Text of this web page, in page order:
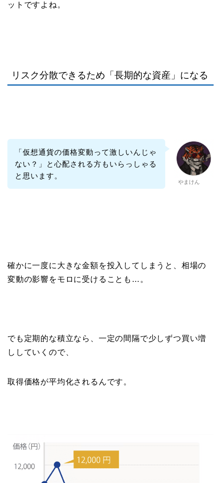
ットですよね。
リスク分散できるため「長期的な資産」になる
やまけん
「仮想通貨の価格変動って激しいんじゃ
ない？」と心配される方もいらっしゃる
と思います。
確かに一度に大きな金額を投入してしまうと、相場の
変動の影響をモロに受けることも…。
でも定期的な積立なら、一定の間隔で少しずつ買い増
ししていくので、
取得価格が平均化されるんです。